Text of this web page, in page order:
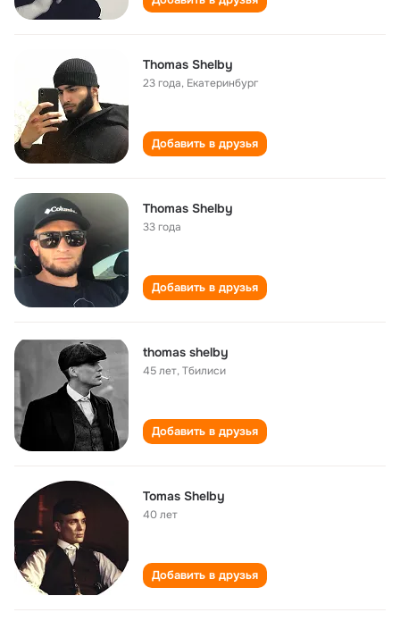
Thomas Shelby
23 года, Екатеринбург
Добавить в друзья
Thomas Shelby
33 года
Добавить в друзья
thomas shelby
45 лет,Тбилиси
Добавить в друзья
Tomas Shelby
40 лет
Добавить в друзья